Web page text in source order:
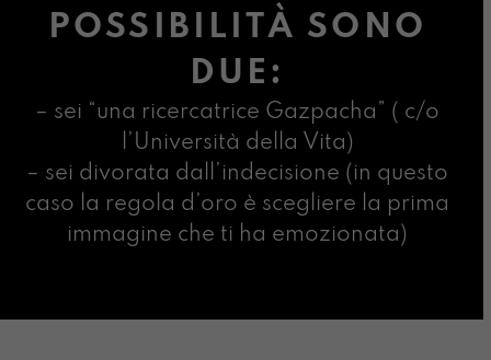
POSSIBILITÀ SONO
DUE:
– sei “una ricercatrice Gazpacha” ( c/o
l’Università della Vita)
– sei divorata dall’indecisione (in questo
caso la regola d’oro è scegliere la prima
immagine che ti ha emozionata)